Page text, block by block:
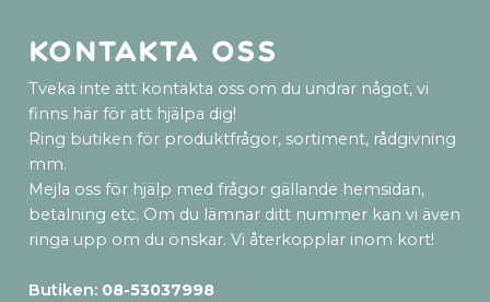
Kontakta oss
Tveka inte att kontakta oss om du undrar något, vi
finns här för att hjälpa dig!
Ring butiken för produktfrågor, sortiment, rådgivning
mm.
Mejla oss för hjälp med frågor gällande hemsidan,
betalning etc. Om du lämnar ditt nummer kan vi även
ringa upp om du önskar. Vi återkopplar inom kort!
Butiken: 08-53037998